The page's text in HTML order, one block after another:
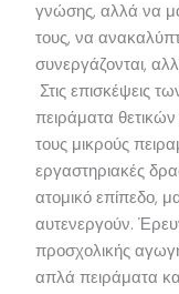
γνώσης, αλλά να
τους, να
συνεργάζονται,
Στις επισκέψεις
πειράματα
τους μικρούς
εργαστηριακές
ατομικό επίπεδο,
αυτενεργούν.
προσχολικής
απλά πειράματα